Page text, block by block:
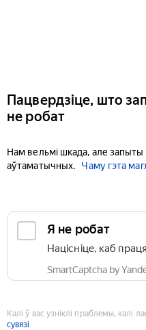
Пацвердзіце, што
не робат
Нам вельмі шкада, але
аўтаматычных.
Чаму гэта
Я не робат
Націсніце, каб
SmartCaptcha by
Калі ў вас узніклі праблемы, калі
сувязі